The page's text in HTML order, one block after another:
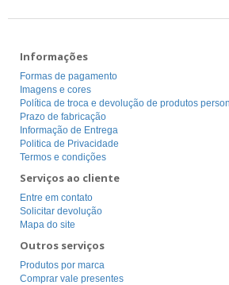
Informações
Formas de pagamento
Imagens e cores
Política de troca e devolução de produtos
Prazo de fabricação
Informação de Entrega
Politica de Privacidade
Termos e condições
Serviços ao cliente
Entre em contato
Solicitar devolução
Mapa do site
Outros serviços
Produtos por marca
Comprar vale presentes